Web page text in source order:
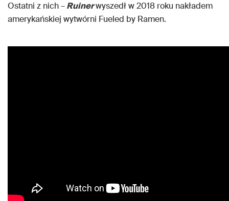
Ostatni z nich –Ruinerwyszedł w 2018 roku nakładem
amerykańskiej wytwórni Fueled by Ramen.